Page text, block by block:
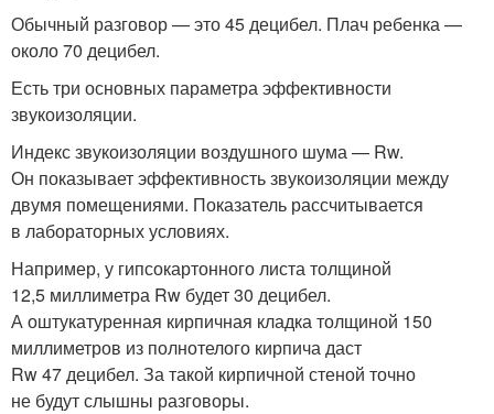
Обычный разговор — это 45 децибел. Плач ребенка —
около 70 децибел.
Есть три основных параметра эффективности
звукоизоляции.
Индекс звукоизоляции воздушного шума — Rw.
Он показывает эффективность звукоизоляции между
двумя помещениями. Показатель рассчитывается
в лабораторных условиях.
Например, у гипсокартонного листа толщиной
12,5 миллиметра Rw будет 30 децибел.
А оштукатуренная кирпичная кладка толщиной 150
миллиметров из полнотелого кирпича даст
Rw 47 децибел. За такой кирпичной стеной точно
не будут слышны разговоры.